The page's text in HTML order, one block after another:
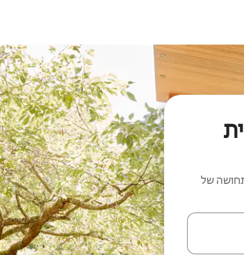
של
החיצים למעלה ולמטה או לעיין בעזרת תנועות מגע או החלקה.